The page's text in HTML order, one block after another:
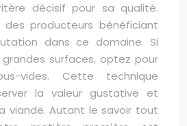
décisif pour sa qualité.
des producteurs bénéficiant
dans ce domaine. Si
surfaces, optez pour
vides. Cette technique
la valeur gustative et
viande. Autant le savoir tout